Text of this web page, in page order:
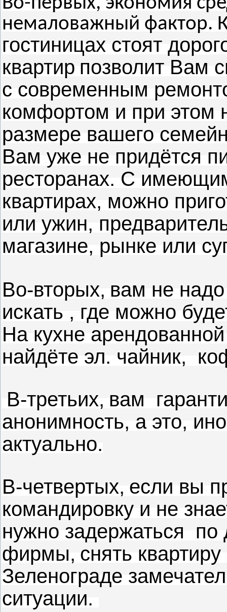
немаловажный фактор.
гостиницах стоят
квартир позволит Вам
с современным
комфортом и при этом
размере вашего
Вам уже не придётся
ресторанах. С
квартирах, можно
или ужин,
магазине, рынке или
Во-вторых, вам не
искать , где можно
На кухне
найдёте эл. чайник,
В-третьих, вам
анонимность, а это,
актуально.
В-четвертых, если вы
командировку и не
нужно задержаться по
фирмы, снять
Зеленограде
ситуации.